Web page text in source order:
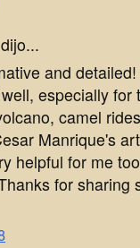
dijo...
and
especially for
camel
Manrique's
helpful for me
for sharing